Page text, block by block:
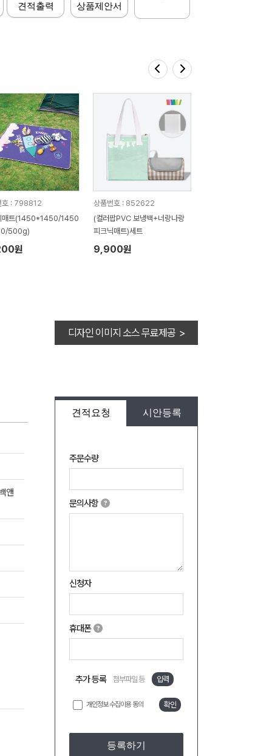
견적출력 상품제안서
호 : 798812
매트(1450*1450/1450
500g)
원
상품번호 : 852622
(컬러팝PVC 보냉백+너랑나랑
피크닉매트)세트
9,900원
디자인 이미지 소스 무료제공 >
견적요청 시안등록
주문수량
문의사항
신청자
휴대폰
추가 등록 첨부파일 등 입력
개인정보 수집이용 동의 확인
등록하기
앤